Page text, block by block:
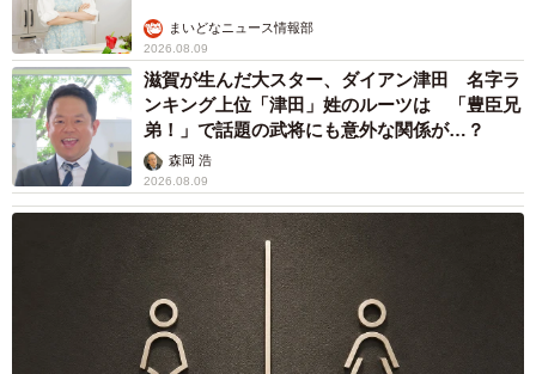
ーー1日で消費するオムツの量は？
「朝昼晩のごはん前、お風呂、その他の時間などに変える
こともあるので、3人合わせて、1日約15枚程度です。オム
ツを買う時は毎回万超えです…！」
ーー現在はオムツ棚はどうされていますか？
「現在はまだ、そのまま小窓を利用しています。ギッチギ
チにオムツを入れれば取りにくいのか、諦めてくれるので
まいどなニュース情報部
2026.08.09
滋賀が生んだ大スター、ダイアン津田 名字ラ
ンキング上位「津田」姓のルーツは 「豊臣兄
弟！」で話題の武将にも意外な関係が…？
森岡 浩
2026.08.09